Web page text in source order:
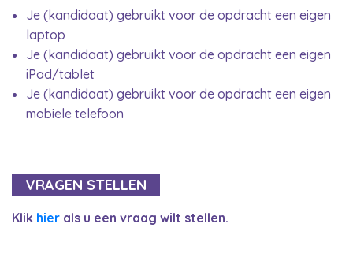
Je (kandidaat) gebruikt voor de opdracht een eigen
laptop
Je (kandidaat) gebruikt voor de opdracht een eigen
iPad/tablet
Je (kandidaat) gebruikt voor de opdracht een eigen
mobiele telefoon
VRAGEN STELLEN
Klik hier als u een vraag wilt stellen.